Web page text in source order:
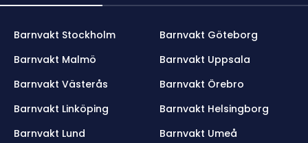
Barnvakt Stockholm
Barnvakt Göteborg
Barnvakt Malmö
Barnvakt Uppsala
Barnvakt Västerås
Barnvakt Örebro
Barnvakt Linköping
Barnvakt Helsingborg
Barnvakt Lund
Barnvakt Umeå